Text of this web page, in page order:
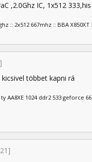
,2.0Ghz IC, 1x512
:: 2x512 667mhz :: BBA X850XT
többet kapni rá
AA8XE 1024 ddr2 533 geforce